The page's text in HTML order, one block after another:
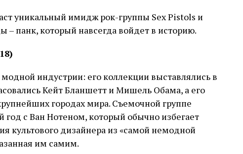
уникальный имидж рок-группы Sex Pistols и
– панк, который навсегда войдет в историю.
индустрии: его коллекции выставлялись в
Кейт Бланшетт и Мишель Обама, а его
городах мира. Съемочной группе
год с Ван Нотеном, который обычно избегает
культового дизайнера из «самой немодной
им самим.